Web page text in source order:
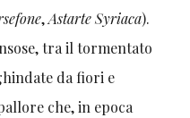
,Astarte Syriaca).
tra il tormentato
da fiori e
che, in epoca